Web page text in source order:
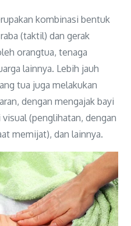
kombinasi bentuk
(taktil) dan gerak
orangtua, tenaga
lainnya. Lebih jauh
tua juga melakukan
dengan mengajak bayi
(penglihatan, dengan
memijat), dan lainnya.